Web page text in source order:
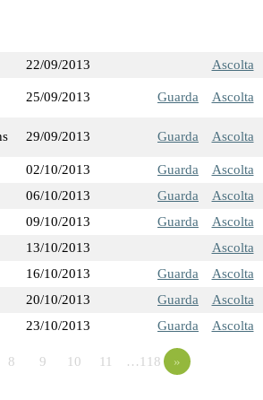
22/09/2013 Ascolta
25/09/2013 Guarda Ascolta
29/09/2013 Guarda Ascolta
02/10/2013 Guarda
Ascolta
06/10/2013 Guarda
Ascolta
09/10/2013 Guarda
Ascolta
13/10/2013
Ascolta
16/10/2013 Guarda
Ascolta
20/10/2013 Guarda
Ascolta
23/10/2013 Guarda Ascolta
8 9 10 11 …118 »